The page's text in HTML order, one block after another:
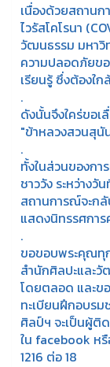
เนื่องด้วยสถาน
ไวรัสโคโรนา
วัฒนธรรม มหาวิ
ความปลอดภัยข
เรียนรู้ ซึ่งต้องใ
.
ดังนั้นจึงใคร่ขอเ
"ข้าหลวงสวนสุ
.
ทั้งในส่วนของกา
ชาววัง ระหว่างวั
สถานการณ์จะกลั
แสดงนิทรรศการ
.
ขอขอบพระคุณทุ
สำนักศิลปะและ
โดยตลอด และข
ทะเบียนฝึกอบรม
ศิลป์ฯ จะเป็นผู้ติ
ใน facebook ห
1216 ต่อ 18